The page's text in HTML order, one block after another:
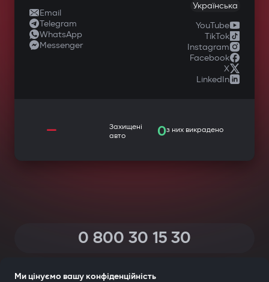
Email
Telegram
WhatsApp
Messenger
Українська
YouTube
TikTok
Instagram
Facebook
X
LinkedIn
—
Захищені
авто
0з них викрадено
0 800 30 15 30
Ми цінуємо вашу конфіденційність